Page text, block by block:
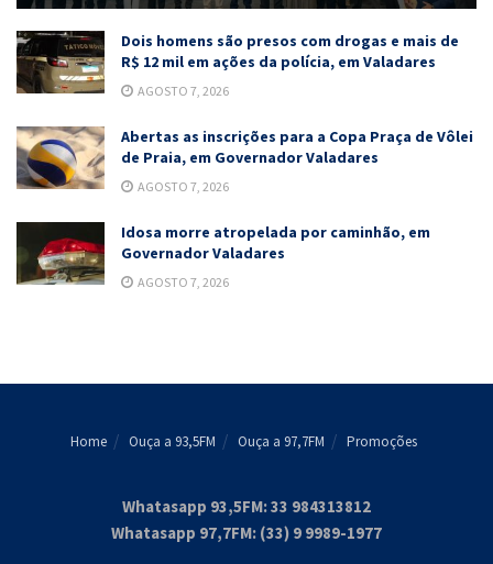
Dois homens são presos com drogas e mais de
R$ 12 mil em ações da polícia, em Valadares
AGOSTO 7, 2026
Abertas as inscrições para a Copa Praça de Vôlei
de Praia, em Governador Valadares
AGOSTO 7, 2026
Idosa morre atropelada por caminhão, em
Governador Valadares
AGOSTO 7, 2026
Home Ouça a 93,5FM Ouça a 97,7FM Promoções
Whatasapp 93,5FM: 33 984313812
Whatasapp 97,7FM: (33) 9 9989-1977